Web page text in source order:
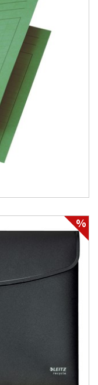
%